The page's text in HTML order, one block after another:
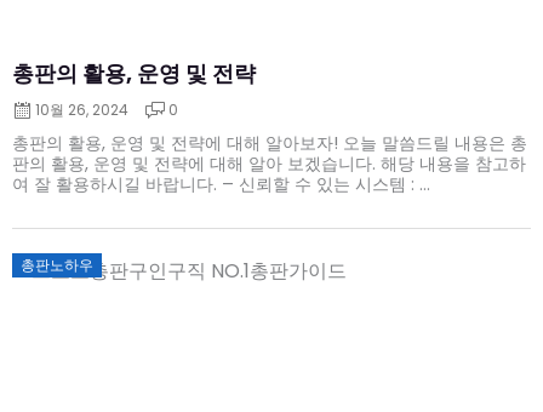
총판의 활용, 운영 및 전략
10월 26, 2024 0
총판의 활용, 운영 및 전략에 대해 알아보자! 오늘 말씀드릴 내용은 총
판의 활용, 운영 및 전략에 대해 알아 보겠습니다. 해당 내용을 참고하
여 잘 활용하시길 바랍니다. – 신뢰할 수 있는 시스템 : ...
총판노하우
Posted
on